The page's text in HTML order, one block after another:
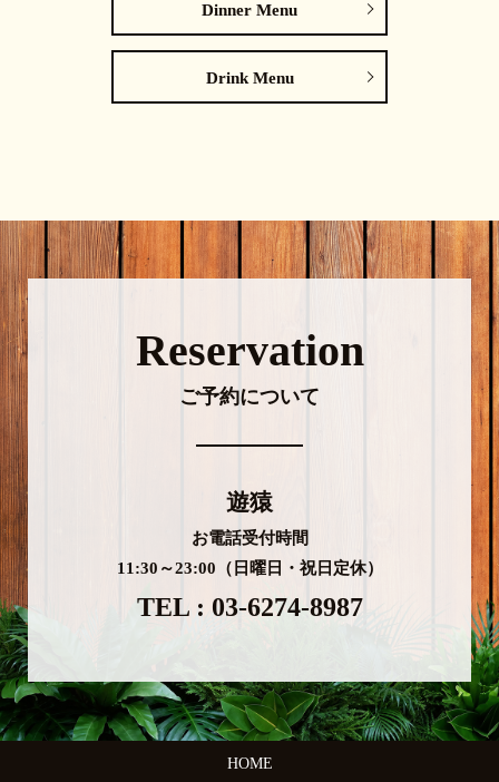
Dinner Menu
Drink Menu
Reservation
ご予約について
遊猿
お電話受付時間
11:30～23:00（日曜日・祝日定休）
TEL : 03-6274-8987
HOME